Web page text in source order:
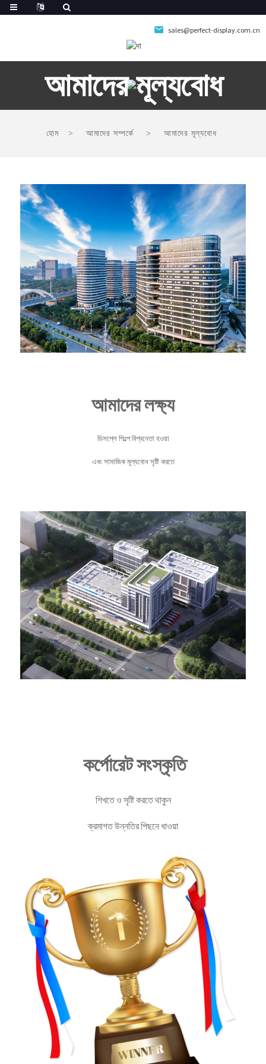
sales@perfect-display.com.cn
আমাদের মূল্যবোধ
হোম আমাদের সম্পর্কে আমাদের মূল্যবোধ
আমাদের লক্ষ্য
ডিসপ্লে শিল্পে বিশ্বনেতা হওয়া
এবং সামাজিক মূল্যবোধ সৃষ্টি করতে
কর্পোরেট সংস্কৃতি
শিখতে ও সৃষ্টি করতে থাকুন
ক্রমাগত উন্নতির পিছনে ধাওয়া